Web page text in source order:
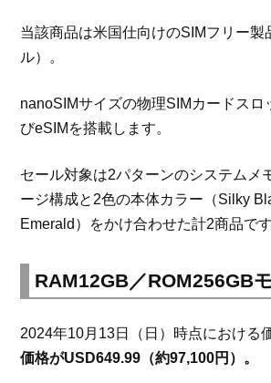
当該商品は米国仕向けのSIMフリー
ル）。
nanoSIMサイズの物理SIMカードスロ
びeSIMを搭載します。
セール対象は2パターンのシステムメ
ージ構成と2色の本体カラー（Silky
Emerald）をかけ合わせた計2商品です
RAM12GB／ROM256GB
2024年10月13日（日）時点における
価格がUSD649.99（約97,100円）。